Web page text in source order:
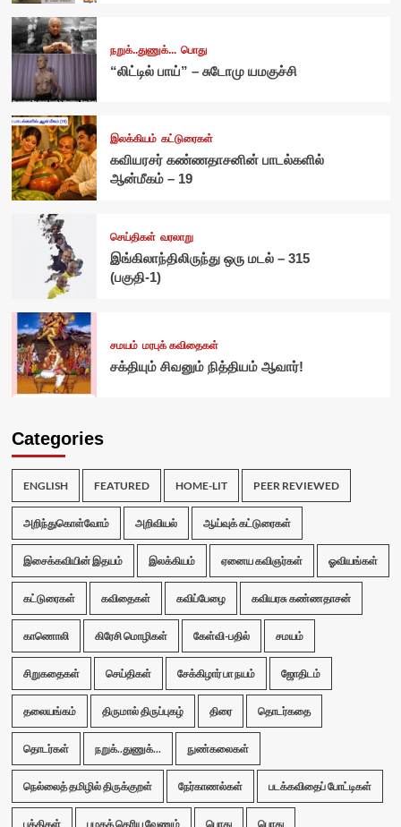
நறுக்..துணுக்... பொது
“லிட்டில் பாய்” – சுடோமு யமகுச்சி
இலக்கியம் கட்டுரைகள்
கவியரசர் கண்ணதாசனின் பாடல்களில்
ஆன்மீகம் – 19
செய்திகள் வரலாறு
இங்கிலாந்திலிருந்து ஒரு மடல் – 315
(பகுதி-1)
சமயம் மரபுக் கவிதைகள்
சக்தியும் சிவனும் நித்தியம் ஆவார்!
Categories
ENGLISH FEATURED HOME-LIT PEER REVIEWED
அறிந்துகொள்வோம் அறிவியல் ஆய்வுக் கட்டுரைகள்
இசைக்கவியின் இதயம் இலக்கியம் ஏனைய கவிஞர்கள் ஓவியங்கள்
கட்டுரைகள் கவிதைகள் கவிப்பேழை கவியரசு கண்ணதாசன்
காணொலி கிரேசி மொழிகள் கேள்வி-பதில் சமயம்
சிறுகதைகள் செய்திகள் சேக்கிழார் பா நயம் ஜோதிடம்
தலையங்கம் திருமால் திருப்புகழ் திரை தொடர்கதை
தொடர்கள் நறுக்..துணுக்... நுண்கலைகள்
நெல்லைத் தமிழில் திருக்குறள் நேர்காணல்கள் படக்கவிதைப் போட்டிகள்
பத்திகள் பழகத் தெரிய வேணும் பொது பொது